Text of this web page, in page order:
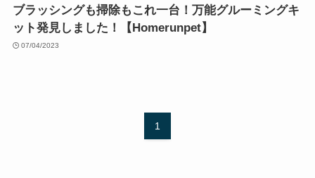
ブラッシングも掃除もこれ一台！万能グルーミングキ
ット発見しました！【Homerunpet】
07/04/2023
1